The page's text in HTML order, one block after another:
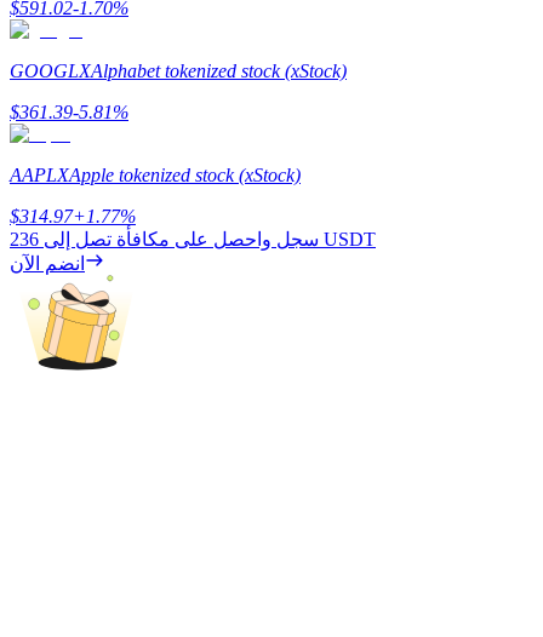
عوائد عالية والوصول الفوري
Launchpool
الرهان المرن لكسب العملات الرقمية الشهيرة
$591.02-1.70%
GOOGLXAlphabet tokenized stock (xStock)
$361.39-5.81%
AAPLXApple tokenized stock (xStock)
$314.97+1.77%
سجل واحصل على مكافأة تصل إلى 236 USDT
انضم الآن